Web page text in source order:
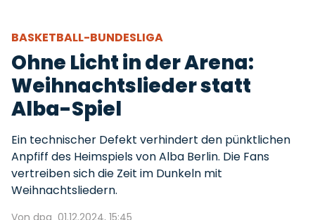
BASKETBALL-BUNDESLIGA
Ohne Licht in der Arena:
Weihnachtslieder statt
Alba-Spiel
Ein technischer Defekt verhindert den pünktlichen
Anpfiff des Heimspiels von Alba Berlin. Die Fans
vertreiben sich die Zeit im Dunkeln mit
Weihnachtsliedern.
Von dpa 01.12.2024, 15:45